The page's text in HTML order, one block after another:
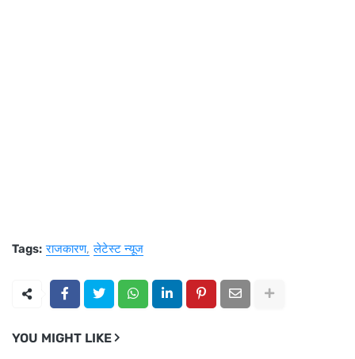
Tags: राजकारण लेटेस्ट न्यूज
YOU MIGHT LIKE